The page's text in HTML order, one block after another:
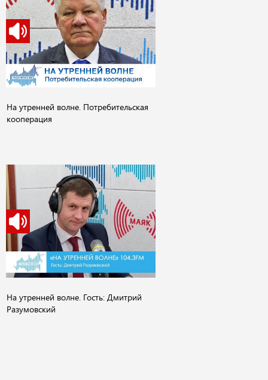
На утренней волне. Потребительская
кооперация
На утренней волне. Гость: Дмитрий
Разумовский